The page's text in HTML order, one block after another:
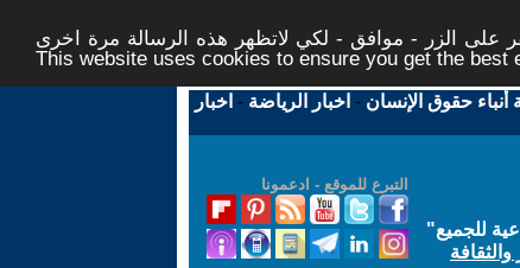
على الزر - موافق - لكي لاتظهر هذه الرسالة مرة اخرى -
This website uses cookies to ensure you get the best
أنباء حقوق الإنسان - اخبار الرياضة - اخبار
التبرع للموقع - ادعمونا
للجميع"